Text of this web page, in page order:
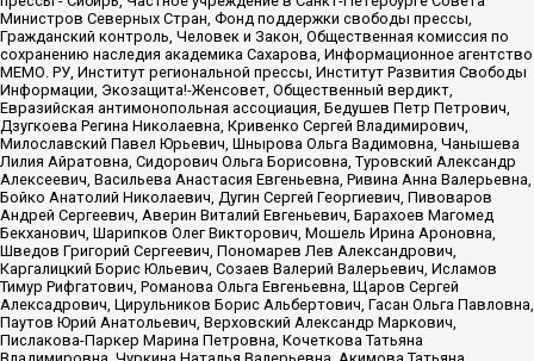
Министров Северных Стран, Фонд поддержки свободы прессы,
Гражданский контроль, Человек и Закон, Общественная комиссия по
сохранению наследия академика Сахарова, Информационное агентство
МЕМО. РУ, Институт региональной прессы, Институт Развития Свободы
Информации, Экозащита!-Женсовет, Общественный вердикт,
Евразийская антимонопольная ассоциация, Бедушев Петр Петрович,
Дзугкоева Регина Николаевна, Кривенко Сергей Владимирович,
Милославский Павел Юрьевич, Шнырова Ольга Вадимовна, Чанышева
Лилия Айратовна, Сидорович Ольга Борисовна, Туровский Александр
Алексеевич, Васильева Анастасия Евгеньевна, Ривина Анна Валерьевна,
Бойко Анатолий Николаевич, Дугин Сергей Георгиевич, Пивоваров
Андрей Сергеевич, Аверин Виталий Евгеньевич, Барахоев Магомед
Бекханович, Шарипков Олег Викторович, Мошель Ирина Ароновна,
Шведов Григорий Сергеевич, Пономарев Лев Александрович,
Каргалицкий Борис Юльевич, Созаев Валерий Валерьевич, Исламов
Тимур Рифгатович, Романова Ольга Евгеньевна, Щаров Сергей
Алексадрович, Цирульников Борис Альбертович, Гасан Ольга Павловна,
Паутов Юрий Анатольевич, Верховский Александр Маркович,
Пислакова-Паркер Марина Петровна, Кочеткова Татьяна